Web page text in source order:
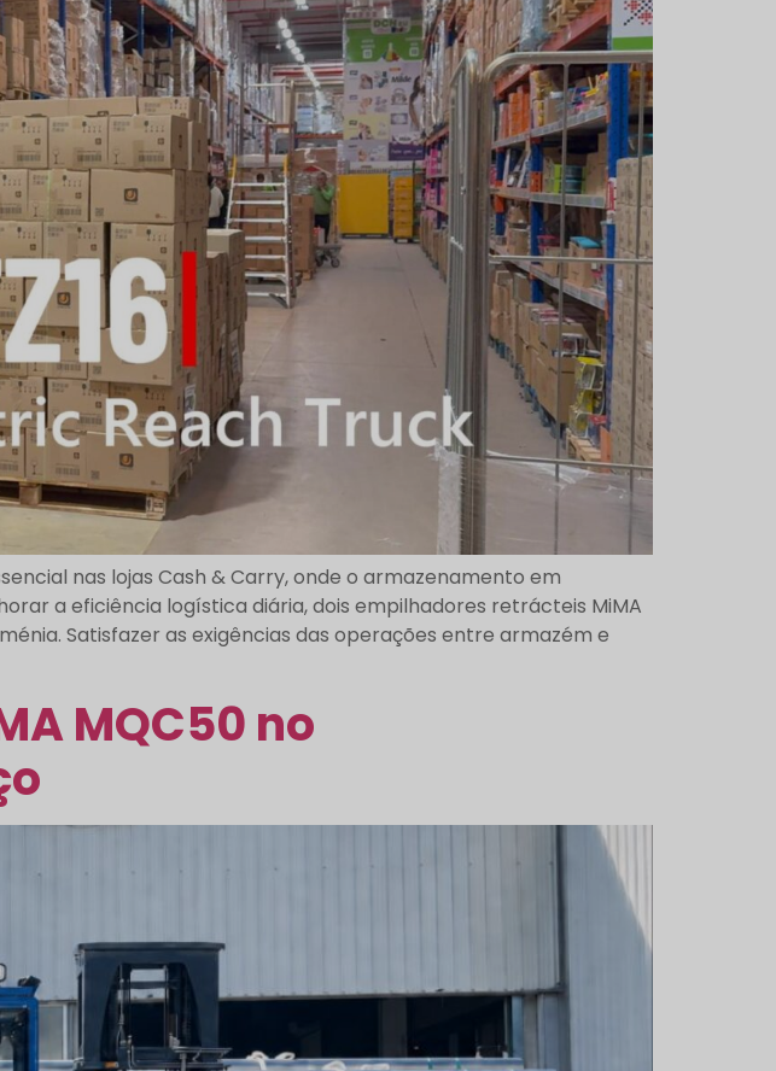
nas lojas Cash & Carry, onde o armazenamento em
a eficiência logística diária, dois empilhadores retrácteis MiMA
Satisfazer as exigências das operações entre armazém e
MQC50 no